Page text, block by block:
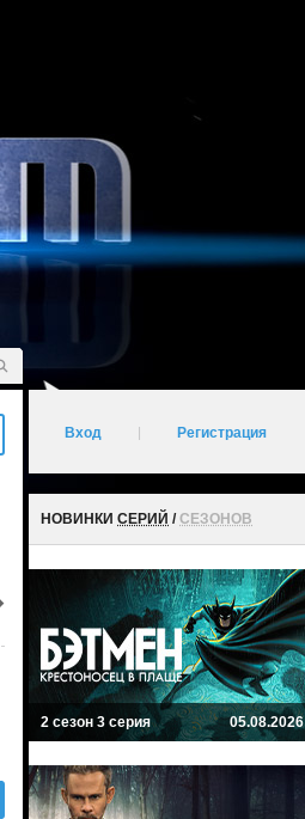
Вход Регистрация
НОВИНКИ СЕРИЙ /СЕЗОНОВ
2 сезон 3 серия 05.08.2026